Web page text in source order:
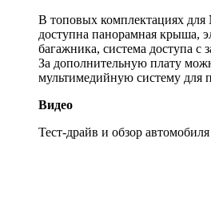
В топовых комплектациях для
доступна панорамная крыша,
багажника, система доступа с
За дополнительную плату
мультимедийную систему для
Видео
Тест-драйв и обзор